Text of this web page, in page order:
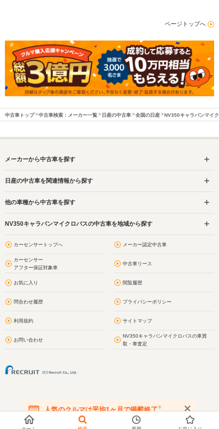
ページトップへ
中古車トップ 中古車検索：メーカー一覧 日産の中古車 全国の日産 NV350キャラバンマイ
メーカーから中古車を探す
日産の中古車を関連情報から探す
他の車種から中古車を探す
NV350キャラバンマイクロバスの中古車を地域から探す
カーセンサートップへ メーカー認定中古車
カーセンサー
アフター保証対象車
中古車リース
お気に入り 閲覧履歴
問合わせ履歴 プライバシーポリシー
利用規約 サイトマップ
お問い合わせ
NV350キャラバンマイクロバスの車買
取・車査定
人気のクルマは平均1ヶ月で掲載終了※
在庫が無くなる前にお問い合わせください